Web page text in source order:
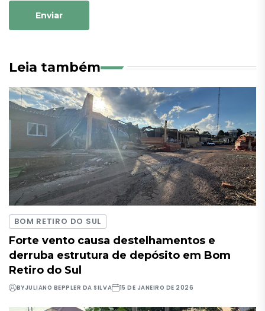
Enviar
Leia também
BOM RETIRO DO SUL
Forte vento causa destelhamentos e
derruba estrutura de depósito em Bom
Retiro do Sul
BYJULIANO BEPPLER DA SILVA 15 DE JANEIRO DE 2026